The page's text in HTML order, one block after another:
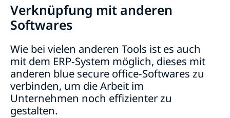
Verknüpfung mit anderen
Softwares
Wie bei vielen anderen Tools ist es auch
mit dem ERP-System möglich, dieses mit
anderen blue secure office-Softwares zu
verbinden, um die Arbeit im
Unternehmen noch effizienter zu
gestalten.